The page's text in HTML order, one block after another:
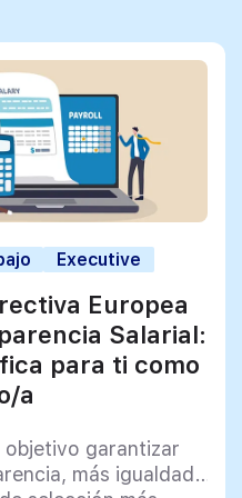
Executive
Europea
Salarial:
para ti como
a
objetivo garantizar
más igualdad